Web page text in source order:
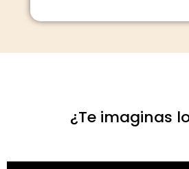
¿Te imaginas